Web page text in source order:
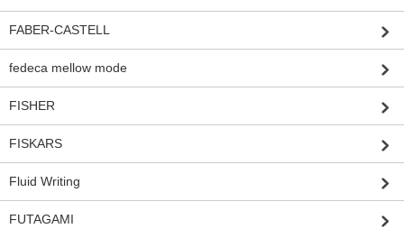
FABER-CASTELL
fedeca mellow mode
FISHER
FISKARS
Fluid Writing
FUTAGAMI